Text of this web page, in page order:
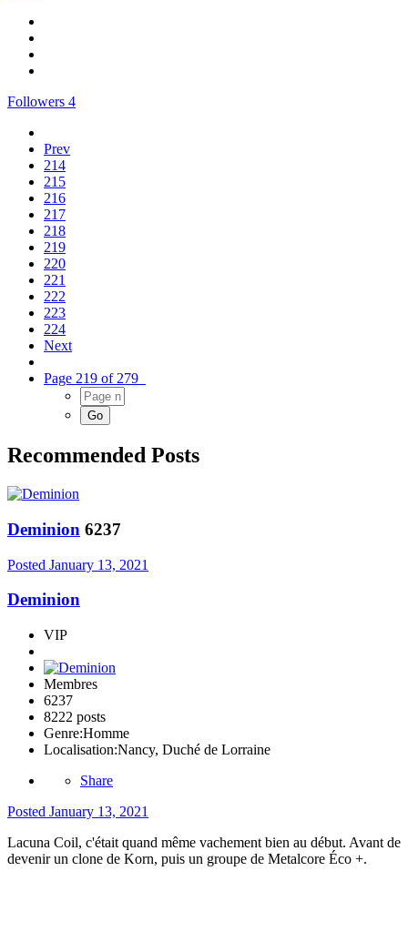
Followers 4
Prev
214
215
216
217
218
219
220
221
222
223
224
Next
Page 219 of 279
Recommended Posts
Deminion 6237
Posted January 13, 2021
Deminion
VIP
Membres
6237
8222 posts
Genre:Homme
Localisation:Nancy, Duché de Lorraine
Share
Posted January 13, 2021
Lacuna Coil, c'était quand même vachement bien au début. Avant de
devenir un clone de Korn, puis un groupe de Metalcore Éco +.